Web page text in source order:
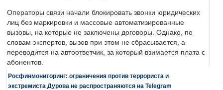
Операторы связи начали блокировать звонки юридических
лиц без маркировки и массовые автоматизированные
вызовы, на которые не заключены договоры. Однако, по
словам экспертов, вызов при этом не сбрасывается, а
переводится на автоответчик, за который взимается плата с
абонентов.
Росфинмониторинг: ограничения против террориста и
экстремиста Дурова не распространяются на Telegram